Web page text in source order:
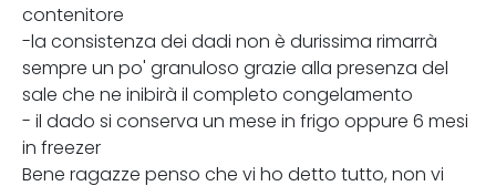
contenitore
-la consistenza dei dadi non è durissima rimarrà
sempre un po' granuloso grazie alla presenza del
sale che ne inibirà il completo congelamento
- il dado si conserva un mese in frigo oppure 6 mesi
in freezer
Bene ragazze penso che vi ho detto tutto, non vi